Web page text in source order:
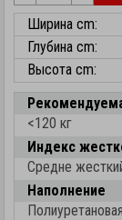
Ширина cm:
Глубина cm:
Высота cm:
<120 кг
Индекс
Средне
Наполнение